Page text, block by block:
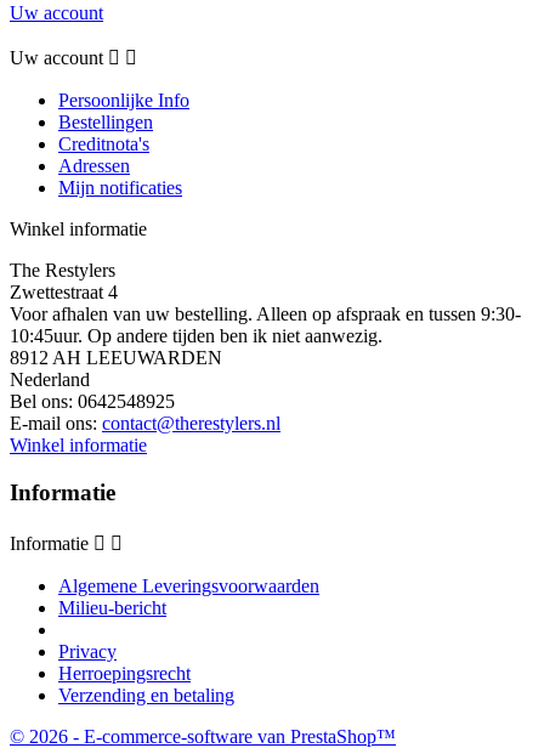
Uw account
Uw account  
Persoonlijke Info
Bestellingen
Creditnota's
Adressen
Mijn notificaties
Winkel informatie
The Restylers
Zwettestraat 4
Voor afhalen van uw bestelling. Alleen op afspraak en tussen 9:30-
10:45uur. Op andere tijden ben ik niet aanwezig.
8912 AH LEEUWARDEN
Nederland
Bel ons: 0642548925
E-mail ons: contact@therestylers.nl
Winkel informatie
Informatie
Informatie  
Algemene Leveringsvoorwaarden
Milieu-bericht
Privacy
Herroepingsrecht
Verzending en betaling
© 2026 - E-commerce-software van PrestaShop™